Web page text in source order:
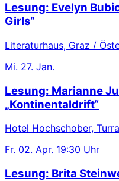
Lesung: Evelyn
Girls“
Literaturhaus, Graz /
Mi. 27. Jan.
Lesung: Marianne
„Kontinentaldrift“
Hotel Hochschober,
Fr. 02. Apr. 19:30 Uhr
Lesung: Brita